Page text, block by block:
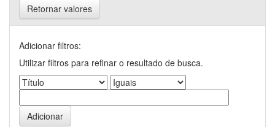
Retornar valores
Adicionar filtros:
Utilizar filtros para refinar o resultado de busca.